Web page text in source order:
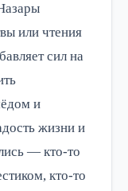
или чтения
сил на
и
жизни и
— кто-то
кто-то